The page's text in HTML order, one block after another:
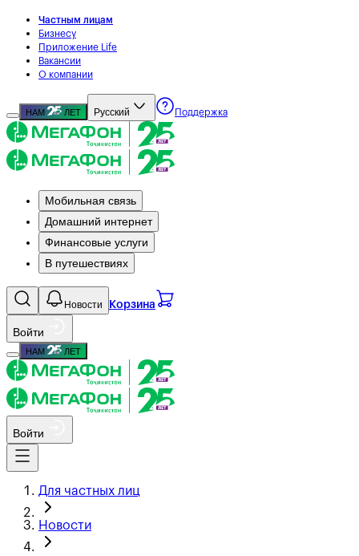
Частным лицам
Бизнесу
Приложение Life
Вакансии
О компании
НАМ ЛЕТ Русский Поддержка
Мобильная связь
Домашний интернет
Финансовые услуги
В путешествиях
Новости Корзина
Войти
НАМ ЛЕТ
Войти
Для частных лиц
Новости